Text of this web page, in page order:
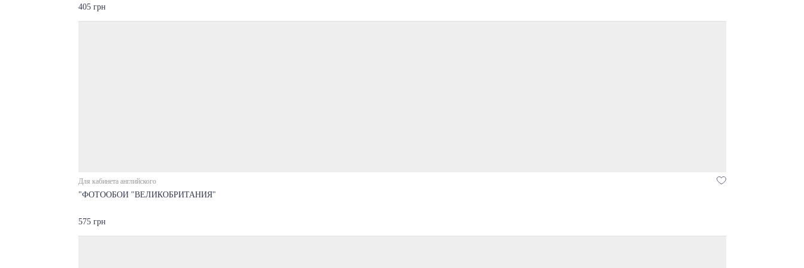
405 грн
Для кабинета английского
"ФОТООБОИ "ВЕЛИКОБРИТАНИЯ"
575 грн